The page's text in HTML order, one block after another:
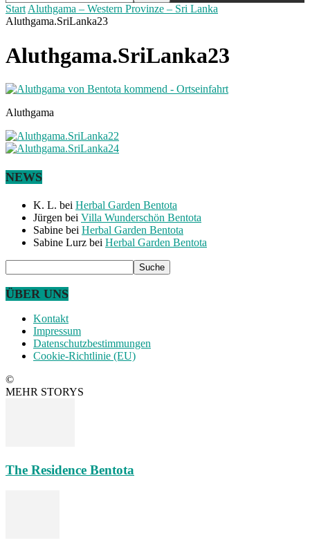
StartAluthgama – Western Provinze – Sri Lanka
Aluthgama.SriLanka23
Aluthgama.SriLanka23
Aluthgama
NEWS
K. L. bei Herbal Garden Bentota
Jürgen bei Villa Wunderschön Bentota
Sabine bei Herbal Garden Bentota
Sabine Lurz bei Herbal Garden Bentota
ÜBER UNS
Kontakt
Impressum
Datenschutzbestimmungen
Cookie-Richtlinie (EU)
©
MEHR STORYS
The Residence Bentota